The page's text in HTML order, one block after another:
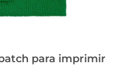
para imprimir